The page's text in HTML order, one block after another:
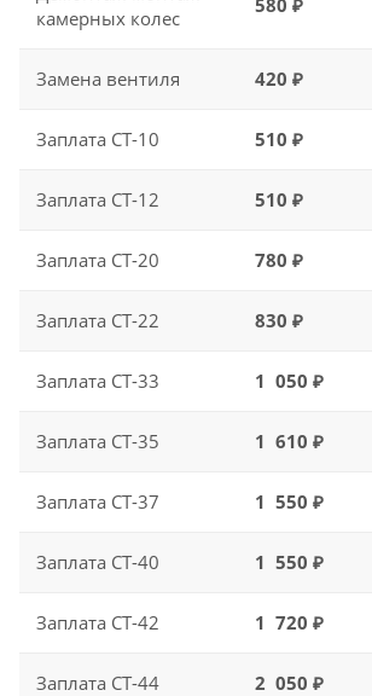
камерных колес
Замена вентиля 420 ₽
Заплата CT-10 510 ₽
Заплата CT-12 510 ₽
Заплата CT-20 780 ₽
Заплата CT-22 830 ₽
Заплата CT-33 1 050 ₽
Заплата CT-35 1 610 ₽
Заплата CT-37 1 550 ₽
Заплата CT-40 1 550 ₽
Заплата CT-42 1 720 ₽
Заплата CT-44 2 050 ₽